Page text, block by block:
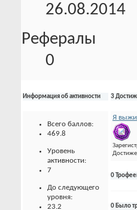
26.08.2014
Рефералы
0
Информация об активности
Всего баллов:
469.8
Уровень
активности:
7
До следующего
уровня:
23.2
3
Я
0
0 Было